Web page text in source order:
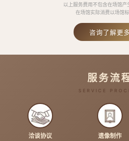
以上服务费用不包含在场馆产
在场馆实际消费以场馆
咨询了解更多
服务流
SERVICE
洽谈协议 遗像制作